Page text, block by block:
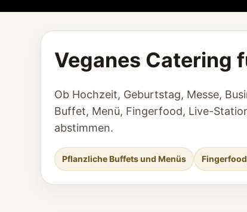
Veganes Catering
Ob Hochzeit, Geburtstag, Messe,
Buffet, Menü, Fingerfood, Live-
abstimmen.
Pflanzliche Buffets und Menüs